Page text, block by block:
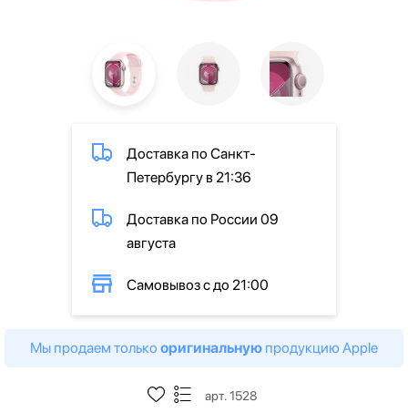
Доставка по Санкт-
Петербургу в 21:36
Доставка по России 09
августа
Самовывоз с до 21:00
Мы продаем только оригинальную продукцию Apple
арт. 1528